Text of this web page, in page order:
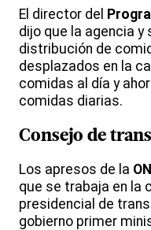
El director del
dijo que la agencia
distribución de
desplazados en la
comidas al día y
comidas diarias.
Consejo de
Los apresos de la
que se trabaja en la
presidencial de
gobierno primer